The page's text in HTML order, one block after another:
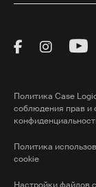
VisitVisit
Политика Case
соблюдения прав и
Политика
cookie